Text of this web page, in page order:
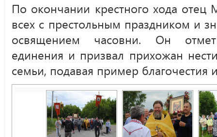
По окончании крестного хода
всех с престольным праздником и
освящением часовни. Он
единения и призвал прихожан
семьи, подавая пример